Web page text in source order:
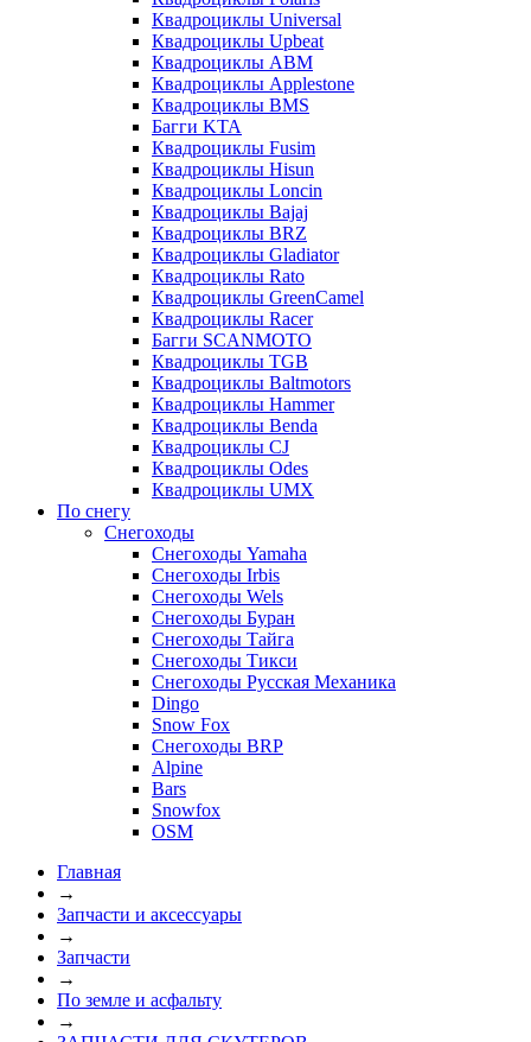
Квадроциклы Universal
Квадроциклы Upbeat
Квадроциклы ABM
Квадроциклы Applestone
Квадроциклы BMS
Багги KTA
Квадроциклы Fusim
Квадроциклы Hisun
Квадроциклы Loncin
Квадроциклы Bajaj
Квадроциклы BRZ
Квадроциклы Gladiator
Квадроциклы Rato
Квадроциклы GreenCamel
Квадроциклы Racer
Багги SCANMOTO
Квадроциклы TGB
Квадроциклы Baltmotors
Квадроциклы Hammer
Квадроциклы Benda
Квадроциклы CJ
Квадроциклы Odes
Квадроциклы UMX
По снегу
Снегоходы
Снегоходы Yamaha
Снегоходы Irbis
Снегоходы Wels
Снегоходы Буран
Снегоходы Тайга
Снегоходы Тикси
Снегоходы Русская Механика
Dingo
Snow Fox
Снегоходы BRP
Alpine
Bars
Snowfox
OSM
Главная
→
Запчасти и аксессуары
→
Запчасти
→
По земле и асфальту
→